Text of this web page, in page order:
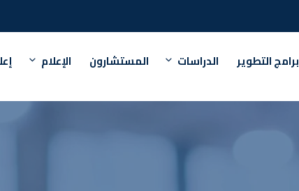
برامج التطوير الدراسات المستشارون الإعلام